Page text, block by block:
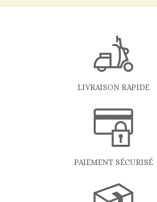
LIVRAISON RAPIDE
PAIEMENT SÉCURISÉ